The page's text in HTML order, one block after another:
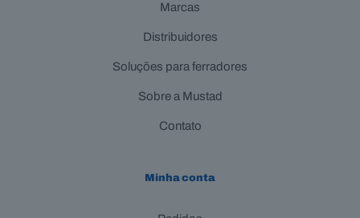
Marcas
Distribuidores
Soluções para ferradores
Sobre a Mustad
Contato
Minha conta